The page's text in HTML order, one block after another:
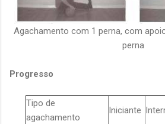
Agachamento com 1 perna, com
perna
Progresso
Tipo de
agachamento
Iniciante